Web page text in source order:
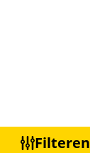
Filteren